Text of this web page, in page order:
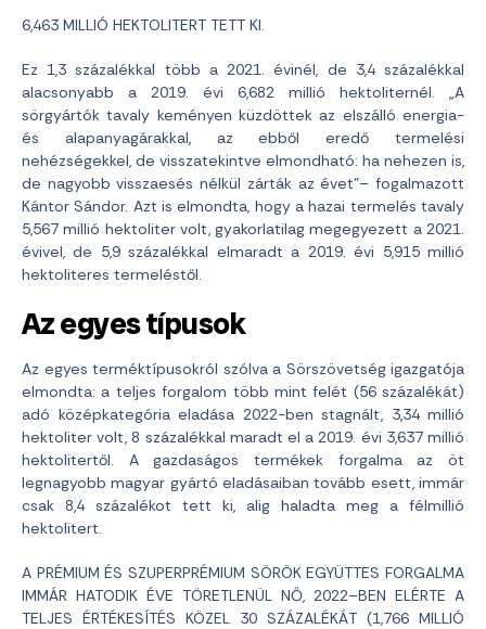
6,463 MILLIÓ HEKTOLITERT TETT KI.
Ez 1,3 százalékkal több a 2021. évinél, de 3,4 százalékkal
alacsonyabb a 2019. évi 6,682 millió hektoliternél. „A
sörgyártók tavaly keményen küzdöttek az elszálló energia-
és alapanyagárakkal, az ebből eredő termelési
nehézségekkel, de visszatekintve elmondható: ha nehezen is,
de nagyobb visszaesés nélkül zárták az évet”– fogalmazott
Kántor Sándor. Azt is elmondta, hogy a hazai termelés tavaly
5,567 millió hektoliter volt, gyakorlatilag megegyezett a 2021.
évivel, de 5,9 százalékkal elmaradt a 2019. évi 5,915 millió
hektoliteres termeléstől.
Az egyes típusok
Az egyes terméktípusokról szólva a Sörszövetség igazgatója
elmondta: a teljes forgalom több mint felét (56 százalékát)
adó középkategória eladása 2022-ben stagnált, 3,34 millió
hektoliter volt, 8 százalékkal maradt el a 2019. évi 3,637 millió
hektolitertől. A gazdaságos termékek forgalma az öt
legnagyobb magyar gyártó eladásaiban tovább esett, immár
csak 8,4 százalékot tett ki, alig haladta meg a félmillió
hektolitert.
A PRÉMIUM ÉS SZUPERPRÉMIUM SÖRÖK EGYÜTTES FORGALMA
IMMÁR HATODIK ÉVE TÖRETLENÜL NŐ, 2022–BEN ELÉRTE A
TELJES ÉRTÉKESÍTÉS KÖZEL 30 SZÁZALÉKÁT (1,766 MILLIÓ